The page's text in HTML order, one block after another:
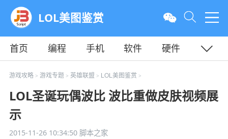
LOL美图鉴赏
首页 编程 手机 软件
硬件
教程
平面 服务器
游戏攻略> 游戏专题 > 英雄联盟 > LOL美图鉴赏 >
LOL圣诞玩偶波比 波比重做皮肤视频展
示
2015-11-26 10:34:50脚本之家